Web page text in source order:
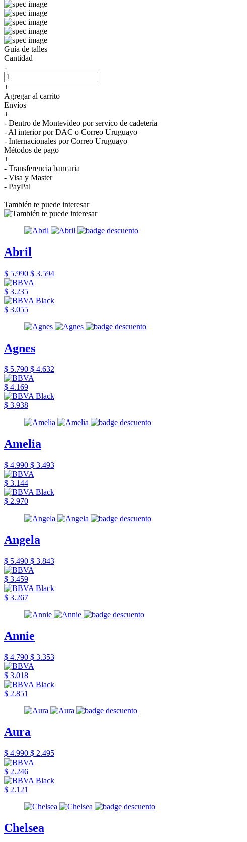
Guía de talles
Cantidad
-
+
Agregar al carrito
Envíos
+
- Dentro de Montevideo por servico de cadetería
- Al interior por DAC o Correo Uruguayo
- Internacionales por Correo Uruguayo
Métodos de pago
+
- Transferencia bancaria
- Visa y Master
- PayPal
También te puede interesar
Abril
$ 5.990 $ 3.594
$ 3.235
$ 3.055
Agnes
$ 5.790 $ 4.632
$ 4.169
$ 3.938
Amelia
$ 4.990 $ 3.493
$ 3.144
$ 2.970
Angela
$ 5.490 $ 3.843
$ 3.459
$ 3.267
Annie
$ 4.790 $ 3.353
$ 3.018
$ 2.851
Aura
$ 4.990 $ 2.495
$ 2.246
$ 2.121
Chelsea